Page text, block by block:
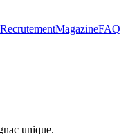
RecrutementMagazineFAQ
unique.